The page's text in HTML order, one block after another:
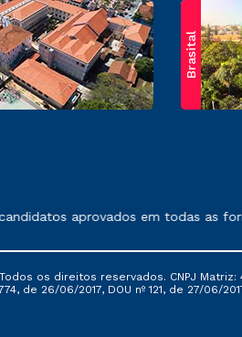
Brasital
prestação de serviços.
aprovados em todas as
os direitos reservados. CNPJ Matriz:
de 26/06/2017, DOU nº 121, de 27/06/